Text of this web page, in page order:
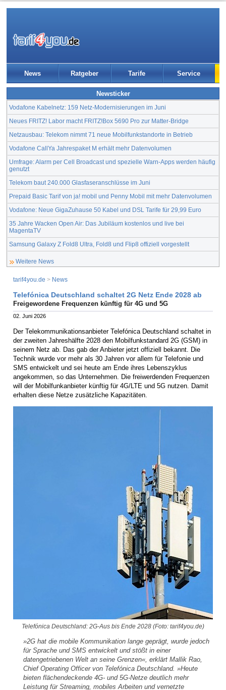
News Ratgeber Tarife Service
Newsticker
Vodafone Kabelnetz: 159 Netz-Modernisierungen im Juni
Neues FRITZ! Labor macht FRITZ!Box 5690 Pro zur Matter-Bridge
Netzausbau: Telekom nimmt 71 neue Mobilfunkstandorte in Betrieb
Vodafone CallYa Jahrespaket M erhält mehr Datenvolumen
Umfrage: Alarm per Cell Broadcast und spezielle Warn-Apps werden häufig
genutzt
Telekom baut 240.000 Glasfaseranschlüsse im Juni
Prepaid Basic Tarif von ja! mobil und Penny Mobil mit mehr Datenvolumen
Vodafone: Neue GigaZuhause 50 Kabel und DSL Tarife für 29,99 Euro
35 Jahre Wacken Open Air: Das Jubiläum kostenlos und live bei
MagentaTV
Samsung Galaxy Z Fold8 Ultra, Fold8 und Flip8 offiziell vorgestellt
Weitere News
tarif4you.de > News
Telefónica Deutschland schaltet 2G Netz Ende 2028 ab
Freigewordene Frequenzen künftig für 4G und 5G
02. Juni 2026
Der Telekommunikationsanbieter Telefónica Deutschland schaltet in
der zweiten Jahreshälfte 2028 den Mobilfunkstandard 2G (GSM) in
seinem Netz ab. Das gab der Anbieter jetzt offiziell bekannt. Die
Technik wurde vor mehr als 30 Jahren vor allem für Telefonie und
SMS entwickelt und sei heute am Ende ihres Lebenszyklus
angekommen, so das Unternehmen. Die freiwerdenden Frequenzen
will der Mobilfunkanbieter künftig für 4G/LTE und 5G nutzen. Damit
erhalten diese Netze zusätzliche Kapazitäten.
Telefónica Deutschland: 2G-Aus bis Ende 2028 (Foto: tarif4you.de)
»2G hat die mobile Kommunikation lange geprägt, wurde jedoch
für Sprache und SMS entwickelt und stößt in einer
datengetriebenen Welt an seine Grenzen«, erklärt Mallik Rao,
Chief Operating Officer von Telefónica Deutschland. »Heute
bieten flächendeckende 4G- und 5G-Netze deutlich mehr
Leistung für Streaming, mobiles Arbeiten und vernetzte